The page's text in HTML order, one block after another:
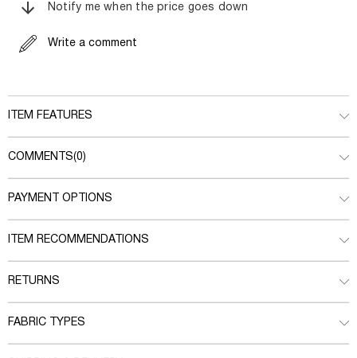
Notify me when the price goes down
Write a comment
ITEM FEATURES
COMMENTS(0)
PAYMENT OPTIONS
ITEM RECOMMENDATIONS
RETURNS
FABRIC TYPES